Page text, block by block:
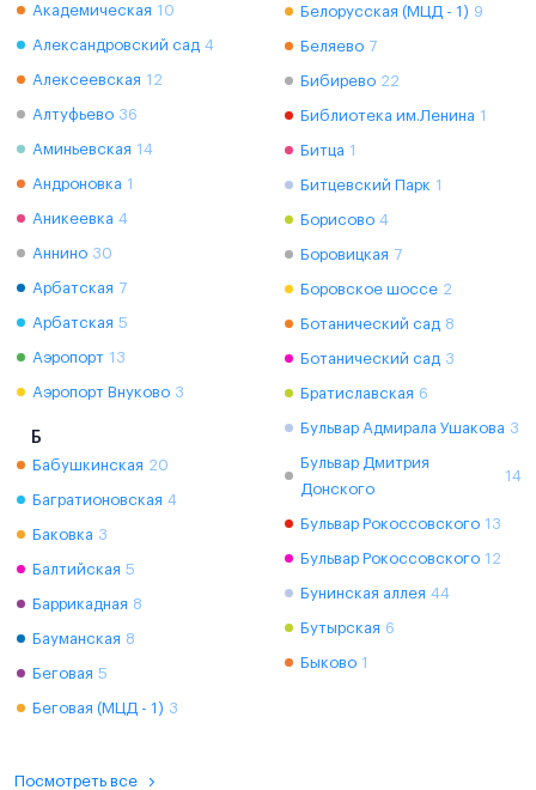
Академическая 10
Александровский сад 4
Алексеевская 12
Алтуфьево 36
Аминьевская 14
Андроновка 1
Аникеевка 4
Аннино 30
Арбатская 7
Арбатская 5
Аэропорт 13
Аэропорт Внуково 3
Б
Бабушкинская 20
Багратионовская 4
Баковка 3
Балтийская 5
Баррикадная 8
Бауманская 8
Беговая 5
Беговая (МЦД - 1) 3
Белорусская (МЦД - 1) 9
Беляево 7
Бибирево 22
Библиотека им.Ленина 1
Битца 1
Битцевский Парк 1
Борисово 4
Боровицкая 7
Боровское шоссе 2
Ботанический сад 8
Ботанический сад 3
Братиславская 6
Бульвар Адмирала Ушакова 3
Бульвар Дмитрия
Донского
14
Бульвар Рокоссовского 13
Бульвар Рокоссовского 12
Бунинская аллея 44
Бутырская 6
Быково 1
Посмотреть все